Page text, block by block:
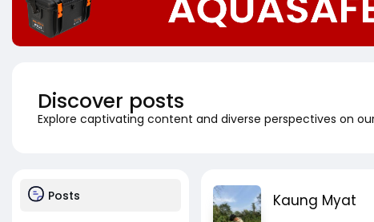
Discover posts
Explore captivating content and diverse perspectives on
Posts Kaung Myat